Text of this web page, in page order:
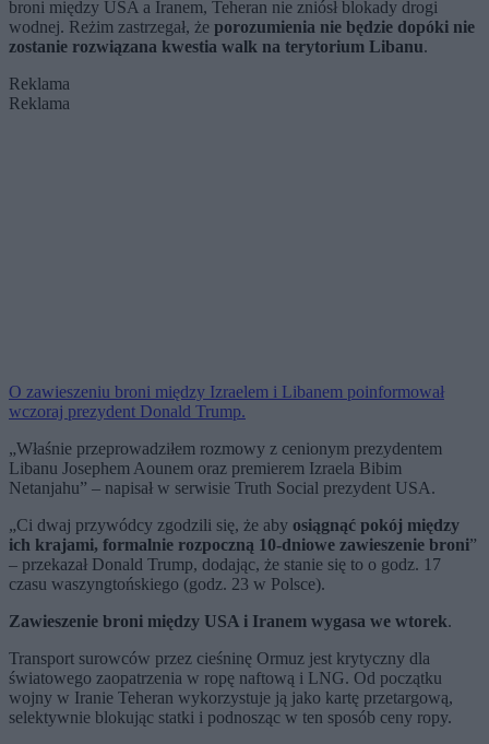
broni między USA a Iranem, Teheran nie zniósł blokady drogi
wodnej. Reżim zastrzegał, że porozumienia nie będzie dopóki nie
zostanie rozwiązana kwestia walk na terytorium Libanu.
Reklama
Reklama
O zawieszeniu broni między Izraelem i Libanem poinformował
wczoraj prezydent Donald Trump.
„Właśnie przeprowadziłem rozmowy z cenionym prezydentem
Libanu Josephem Aounem oraz premierem Izraela Bibim
Netanjahu” – napisał w serwisie Truth Social prezydent USA.
„Ci dwaj przywódcy zgodzili się, że aby osiągnąć pokój między
ich krajami, formalnie rozpoczną 10-dniowe zawieszenie broni”
– przekazał Donald Trump, dodając, że stanie się to o godz. 17
czasu waszyngtońskiego (godz. 23 w Polsce).
Zawieszenie broni między USA i Iranem wygasa we wtorek.
Transport surowców przez cieśninę Ormuz jest krytyczny dla
światowego zaopatrzenia w ropę naftową i LNG. Od początku
wojny w Iranie Teheran wykorzystuje ją jako kartę przetargową,
selektywnie blokując statki i podnosząc w ten sposób ceny ropy.